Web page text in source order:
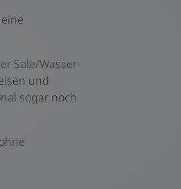
Sole/Wasser-
und
sogar noch